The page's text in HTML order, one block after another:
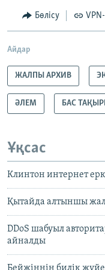
Бөлісу
Айдар
ЖАЛПЫ АРХИВ
ӘЛЕМ БАС
Ұқсас
Клинтон интернет
Қытайда алтыншы
DDoS шабуыл
айналды